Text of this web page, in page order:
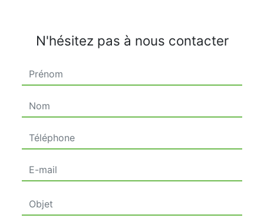
N'hésitez pas à nous contacter